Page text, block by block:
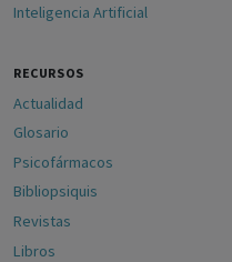
Inteligencia Artificial
RECURSOS
Actualidad
Glosario
Psicofármacos
Bibliopsiquis
Revistas
Libros